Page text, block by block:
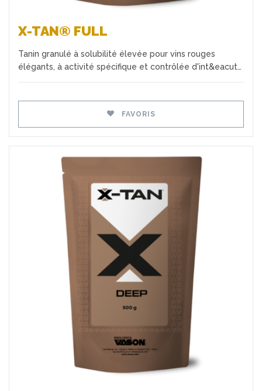
X-TAN® FULL
Tanin granulé à solubilité élevée pour vins rouges
élégants, à activité spécifique et contrôlée d'int&eacut…
FAVORIS